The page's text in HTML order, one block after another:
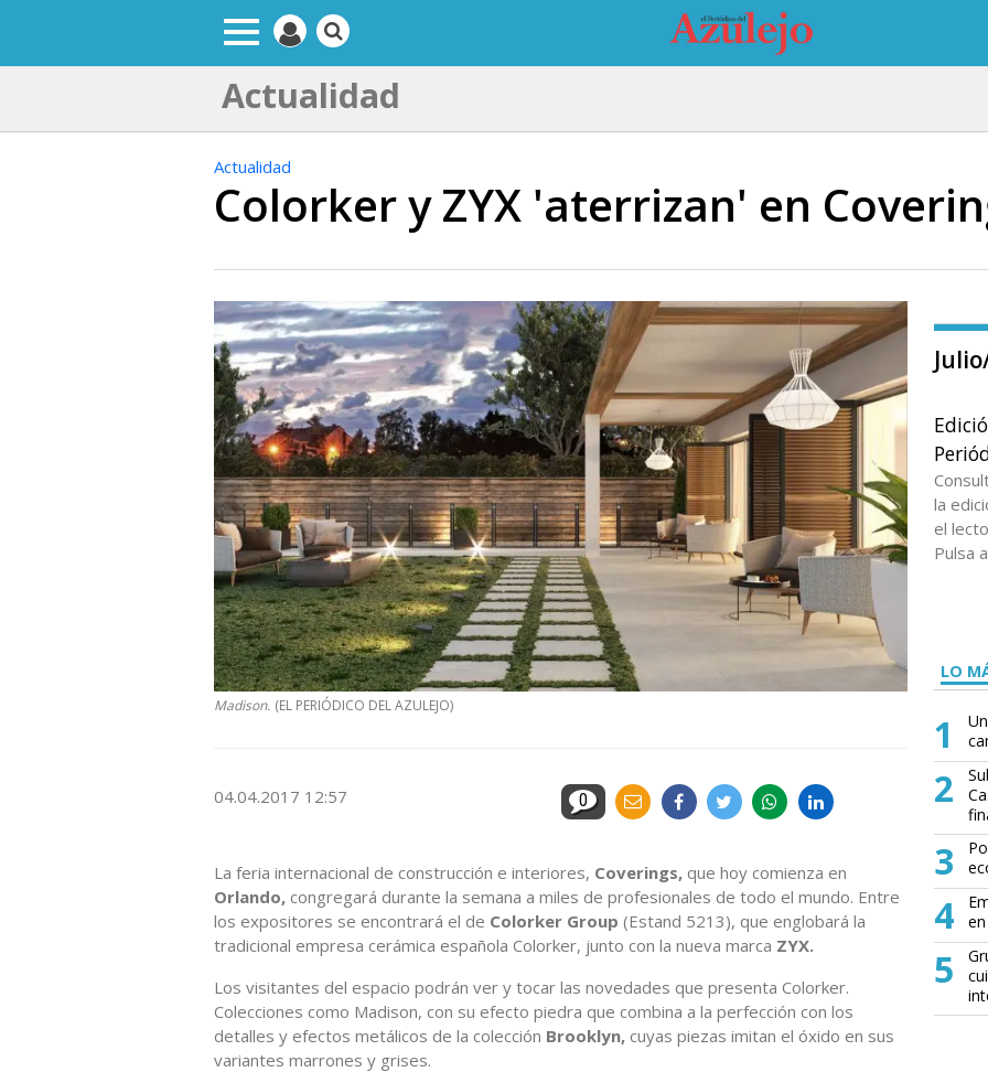
Actualidad
Actualidad
Colorker y ZYX 'aterrizan' en
Madison. (EL PERIÓDICO DEL AZULEJO)
04.04.2017 12:57 0
La feria internacional de construcción e interiores, Coverings, que hoy comienza en
Orlando, congregará durante la semana a miles de profesionales de todo el mundo. Entre
los expositores se encontrará el de Colorker Group (Estand 5213), que englobará la
tradicional empresa cerámica española Colorker, junto con la nueva marca ZYX.
Los visitantes del espacio podrán ver y tocar las novedades que presenta Colorker.
Colecciones como Madison, con su efecto piedra que combina a la perfección con los
detalles y efectos metálicos de la colección Brooklyn, cuyas piezas imitan el óxido en sus
variantes marrones y grises.
la
el
Pulsa
LO
1
2
3
4
5